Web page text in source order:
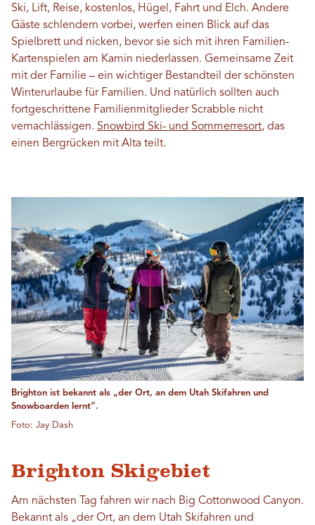
Ski, Lift, Reise, kostenlos, Hügel, Fahrt und Elch. Andere
Gäste schlendern vorbei, werfen einen Blick auf das
Spielbrett und nicken, bevor sie sich mit ihren Familien-
Kartenspielen am Kamin niederlassen. Gemeinsame Zeit
mit der Familie – ein wichtiger Bestandteil der schönsten
Winterurlaube für Familien. Und natürlich sollten auch
fortgeschrittene Familienmitglieder Scrabble nicht
vernachlässigen. Snowbird Ski- und Sommerresort, das
einen Bergrücken mit Alta teilt.
Brighton ist bekannt als „der Ort, an dem Utah Skifahren und
Snowboarden lernt“.
Foto: Jay Dash
Brighton Skigebiet
Am nächsten Tag fahren wir nach Big Cottonwood Canyon.
Bekannt als „der Ort, an dem Utah Skifahren und